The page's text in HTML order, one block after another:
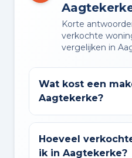
Korte
verkochte
vergelijken in
Wat kost een
Aagtekerke?
Hoeveel
ik in Aagtekerke?